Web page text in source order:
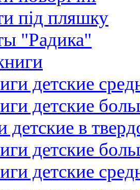
під пляшку
"Радика"
детские
детские
детские в
детские
детские